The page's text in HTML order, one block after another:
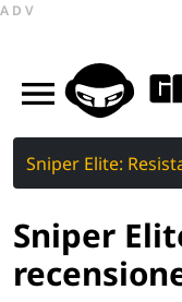
ADV
Sniper Elite:
Sniper